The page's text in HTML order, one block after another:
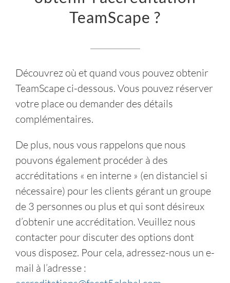
obtenir l’accréditation
TeamScape ?
Découvrez où et quand vous pouvez obtenir
TeamScape ci-dessous. Vous pouvez réserver
votre place ou demander des détails
complémentaires.
De plus, nous vous rappelons que nous
pouvons également procéder à des
accréditations « en interne » (en distanciel si
nécessaire) pour les clients gérant un groupe
de 3 personnes ou plus et qui sont désireux
d’obtenir une accréditation. Veuillez nous
contacter pour discuter des options dont
vous disposez. Pour cela, adressez-nous un e-
mail à l’adresse :